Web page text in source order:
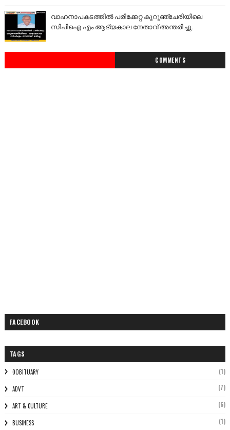
വാഹനാപകടത്തിൽ പരിക്കേറ്റ കുറുഞ്ചേരിയിലെ
സിപിഐ എം ആദ്യകാല നേതാവ് അന്തരിച്ചു.
COMMENTS
FACEBOOK
TAGS
0OBITUARY (1)
ADVT (7)
ART & CULTURE (6)
BUSINESS (1)